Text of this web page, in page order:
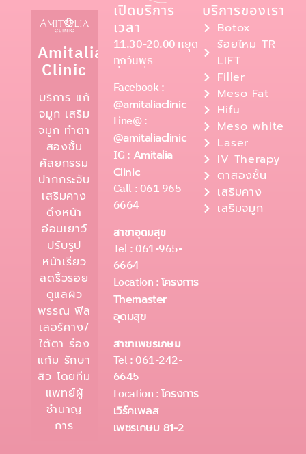
Amitalia
Clinic
บริการ แก้
จมูก เสริม
จมูก ทำตา
สองชั้น
ศัลยกรรม
ปากกระจับ
เสริมคาง
ดึงหน้า
อ่อนเยาว์
ปรับรูป
หน้าเรียว
ลดริ้วรอย
ดูแลผิว
พรรณ ฟิล
เลอร์คาง/
ใต้ตา ร่อง
แก้ม รักษา
สิว โดยทีม
แพทย์ผู้
ชำนาญ
การ
เปิดบริการ
เวลา
11.30-20.00 หยุด
ทุกวันพุธ
Facebook :
@amitaliaclinic
Line@ :
@amitaliaclinic
IG : Amitalia
Clinic
Call : 061 965
6664
สาขาอุดมสุข
Tel : 061-965-
6664
Location :โครงการ
Themaster
อุดมสุข
สาขาเพชรเกษม
Tel : 061-242-
6645
Location :โครงการ
เวิร์คเพลส
เพชรเกษม 81-2
บริการของเรา
Botox
ร้อยไหม TR
LIFT
Filler
Meso Fat
Hifu
Meso white
Laser
IV Therapy
ตาสองชั้น
เสริมคาง
เสริมจมูก